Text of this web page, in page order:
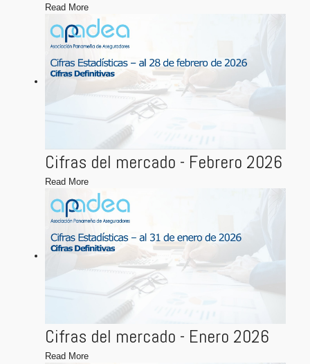
Read More
Cifras del mercado - Febrero 2026
Read More
Cifras del mercado - Enero 2026
Read More